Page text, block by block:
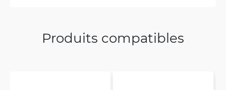
Produits compatibles